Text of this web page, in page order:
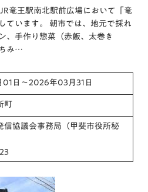
竜王駅南北駅前広場において「竜
ています。 朝市では、地元で採れ
、手作り惣菜（赤飯、太巻き
み…
日～2026年03月31日
町
信協議会事務局（甲斐市役所秘